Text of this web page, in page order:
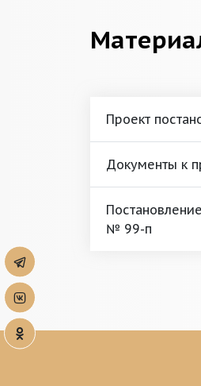
Проект
Документы к
№ 99-п